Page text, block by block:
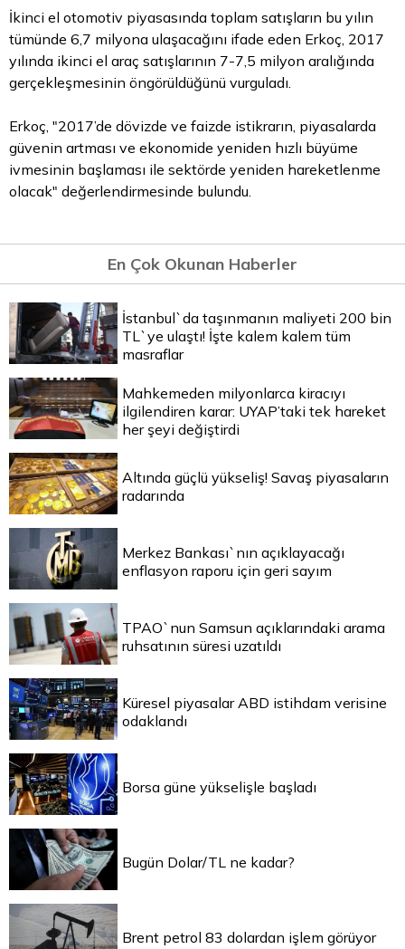
İkinci el otomotiv piyasasında toplam satışların bu yılın
tümünde 6,7 milyona ulaşacağını ifade eden Erkoç, 2017
yılında ikinci el araç satışlarının 7-7,5 milyon aralığında
gerçekleşmesinin öngörüldüğünü vurguladı.
Erkoç, "2017’de dövizde ve faizde istikrarın, piyasalarda
güvenin artması ve ekonomide yeniden hızlı büyüme
ivmesinin başlaması ile sektörde yeniden hareketlenme
olacak" değerlendirmesinde bulundu.
En Çok Okunan Haberler
İstanbul`da taşınmanın maliyeti 200 bin
TL`ye ulaştı! İşte kalem kalem tüm
masraflar
Mahkemeden milyonlarca kiracıyı
ilgilendiren karar: UYAP’taki tek hareket
her şeyi değiştirdi
Altında güçlü yükseliş! Savaş piyasaların
radarında
Merkez Bankası`nın açıklayacağı
enflasyon raporu için geri sayım
TPAO`nun Samsun açıklarındaki arama
ruhsatının süresi uzatıldı
Küresel piyasalar ABD istihdam verisine
odaklandı
Borsa güne yükselişle başladı
Bugün Dolar/TL ne kadar?
Brent petrol 83 dolardan işlem görüyor